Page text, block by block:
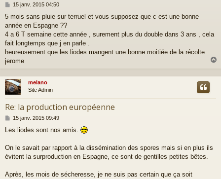
M
s
s
a
g
15 janv. 2015 04:50
5 mois sans pluie sur terruel et vous supposez que c est une bonne
année en Espagne ??
4 a 6 T semaine cette année , surement plus du double dans 3 ans , cela
fait longtemps que j en parle .
heureusement que les liodes mangent une bonne moitiée de la récolte .
jerome
u
melano
Site Admin
Re: la production européenne
M
s
a
g
15 janv. 2015 09:49
Les liodes sont nos amis.
On le savait par rapport à la dissémination des spores mais si en plus ils
évitent la surproduction en Espagne, ce sont de gentilles petites bêtes.
Après, les mois de sécheresse, je ne suis pas certain que ça soit